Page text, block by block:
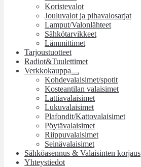
valikko
Koristevalot
Jouluvalot ja pihavalosarjat
Lamput/Valonlähteet
Sähkötarvikkeet
Lämmittimet
Tarjoustuotteet
Radiot&Tuulettimet
Verkkokauppa
Laajenna
alemman
tason
valikko
Kohdevalaisimet/spotit
Kosteantilan valaisimet
Lattiavalaisimet
Lukuvalaisimet
Plafondit/Kattovalaisimet
Pöytävalaisimet
Riippuvalaisimet
Seinävalaisimet
Sähköasennus & Valaisinten korjaus
Yhteystiedot